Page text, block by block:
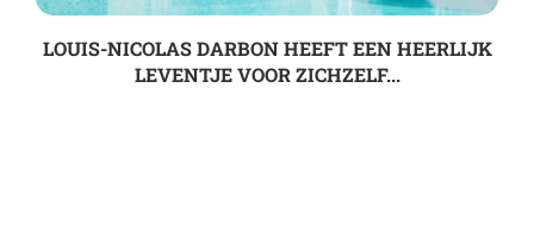
LOUIS-NICOLAS DARBON HEEFT EEN HEERLIJK
LEVENTJE VOOR ZICHZELF...